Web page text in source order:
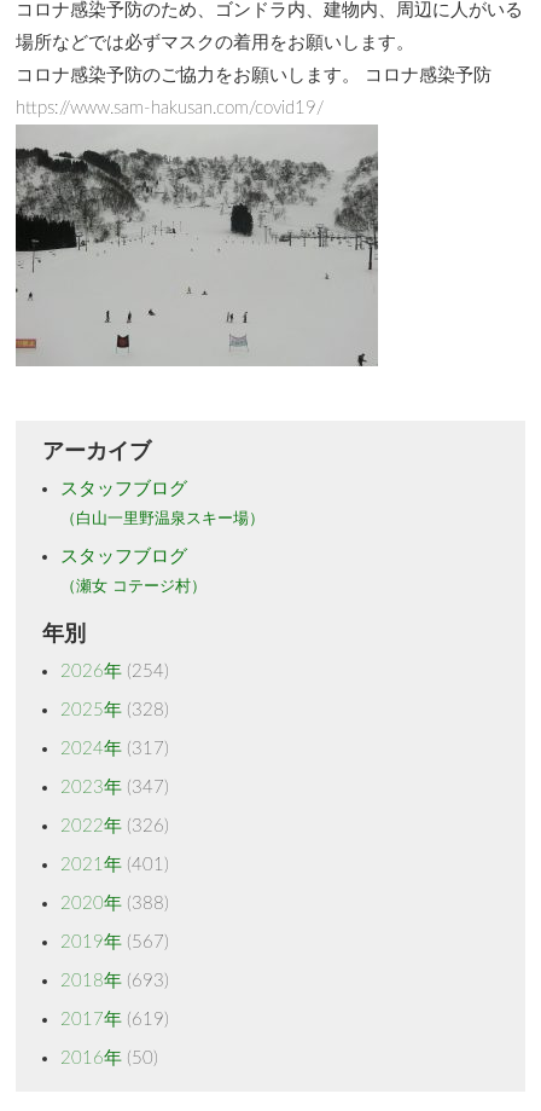
コロナ感染予防のため、ゴンドラ内、建物内、周辺に人がいる
場所などでは必ずマスクの着用をお願いします。
コロナ感染予防のご協力をお願いします。 コロナ感染予防
https://www.sam-hakusan.com/covid19/
アーカイブ
スタッフブログ
（白山一里野温泉スキー場）
スタッフブログ
（瀬女 コテージ村）
年別
2026年(254)
2025年(328)
2024年(317)
2023年(347)
2022年(326)
2021年(401)
2020年(388)
2019年(567)
2018年(693)
2017年(619)
2016年(50)